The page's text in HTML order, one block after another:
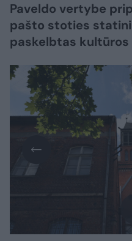
Paveldo vertybe
pašto stoties
paskelbtas kultūros